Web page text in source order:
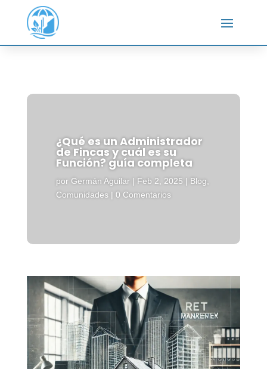
¿Qué es un Administrador
de Fincas y cuál es su
Función? guía completa
por Germán Aguilar | Feb 2, 2025 | Blog
Comunidades |0 Comentarios